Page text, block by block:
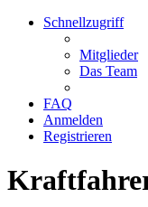
Schnellzugriff
Mitglieder
Das Team
FAQ
Anmelden
Registrieren